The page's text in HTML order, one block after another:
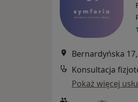
Bernardyńska
Konsultacja
Pokaż więcej